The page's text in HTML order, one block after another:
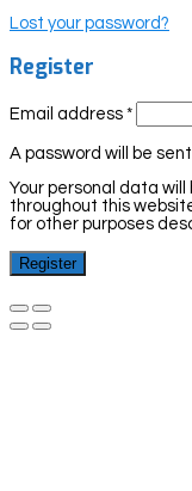
Lost your password?
Register
Email address *
A password will be
Your personal data
throughout this
for other purposes
Register